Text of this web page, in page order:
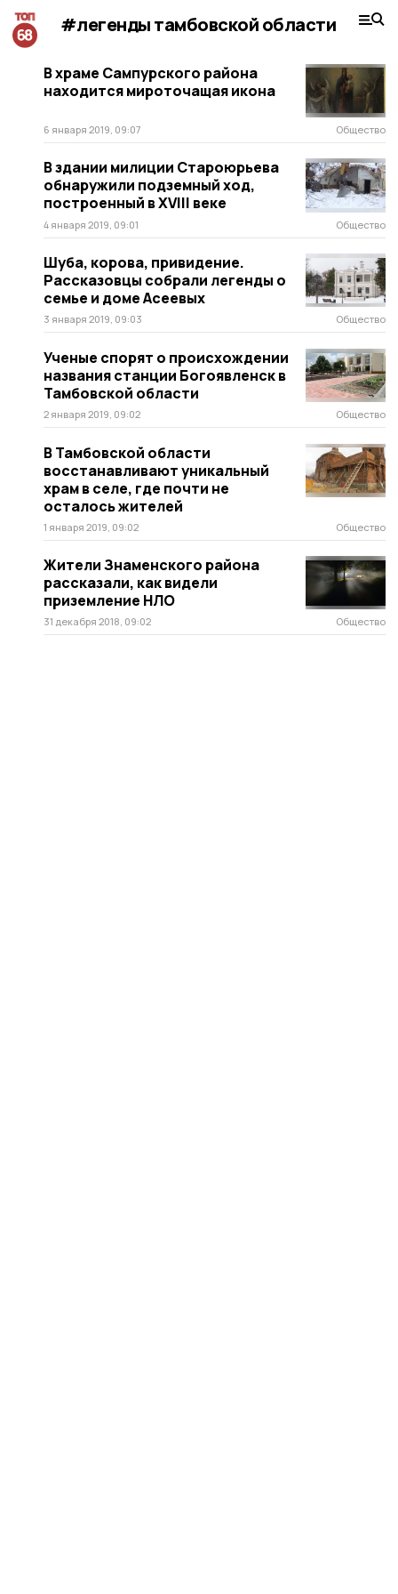
#легенды тамбовской области
В храме Сампурского района
находится мироточащая икона
6 января 2019, 09:07 Общество
В здании милиции Староюрьева
обнаружили подземный ход,
построенный в XVIII веке
4 января 2019, 09:01 Общество
Шуба, корова, привидение.
Рассказовцы собрали легенды о
семье и доме Асеевых
3 января 2019, 09:03 Общество
Ученые спорят о происхождении
названия станции Богоявленск в
Тамбовской области
2 января 2019, 09:02 Общество
В Тамбовской области
восстанавливают уникальный
храм в селе, где почти не
осталось жителей
1 января 2019, 09:02 Общество
Жители Знаменского района
рассказали, как видели
приземление НЛО
31 декабря 2018, 09:02 Общество